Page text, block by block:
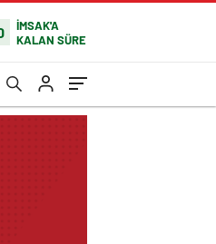
İMSAK'A
KALAN SÜRE